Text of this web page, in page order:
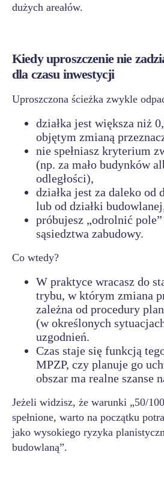
dużych areałów.
Kiedy uproszczenie nie
dla czasu inwestycji
Uproszczona ścieżka zwykle
działka jest większa niż
objętym zmianą
nie spełniasz kryterium
(np. za mało budynków
odległości),
działka jest za daleko od
lub od działki
próbujesz „odrolnić
sąsiedztwa zabudowy.
Co wtedy?
W praktyce wracasz do
trybu, w którym zmiana
zależna od procedury
(w określonych
uzgodnień.
Czas staje się funkcją
MPZP, czy planuje go
obszar ma realne szanse
Jeżeli widzisz, że warunki „50/
spełnione, warto na początku
jako wysokiego ryzyka
budowlaną”.